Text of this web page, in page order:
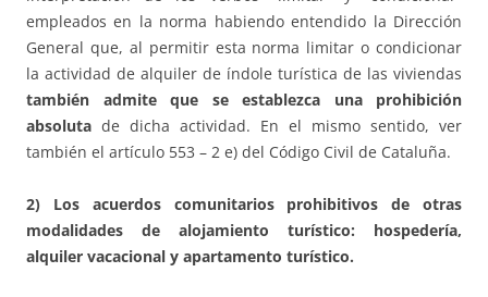
empleados en la norma habiendo entendido la Dirección
General que, al permitir esta norma limitar o condicionar
la actividad de alquiler de índole turística de las viviendas
también admite que se establezca una prohibición
absoluta de dicha actividad. En el mismo sentido, ver
también el artículo 553 – 2 e) del Código Civil de Cataluña.
2) Los acuerdos comunitarios prohibitivos de otras
modalidades de alojamiento turístico: hospedería,
alquiler vacacional y apartamento turístico.